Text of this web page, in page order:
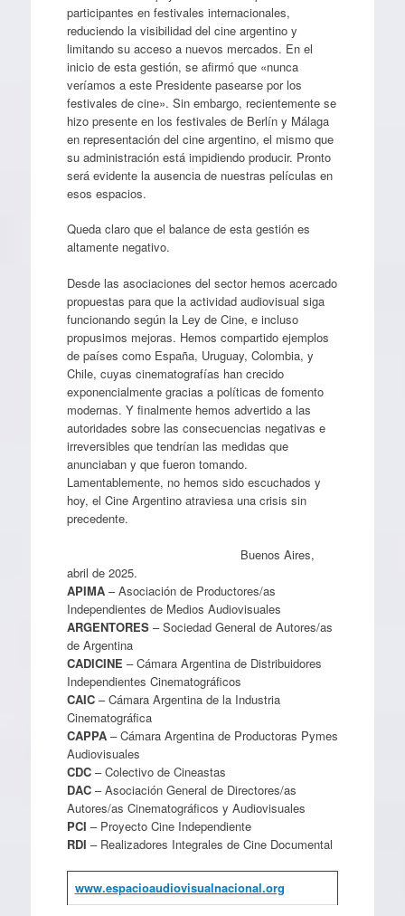
participantes en festivales internacionales,
reduciendo la visibilidad del cine argentino y
limitando su acceso a nuevos mercados. En el
inicio de esta gestión, se afirmó que «nunca
veríamos a este Presidente pasearse por los
festivales de cine». Sin embargo, recientemente se
hizo presente en los festivales de Berlín y Málaga
en representación del cine argentino, el mismo que
su administración está impidiendo producir. Pronto
será evidente la ausencia de nuestras películas en
esos espacios.
Queda claro que el balance de esta gestión es
altamente negativo.
Desde las asociaciones del sector hemos acercado
propuestas para que la actividad audiovisual siga
funcionando según la Ley de Cine, e incluso
propusimos mejoras. Hemos compartido ejemplos
de países como España, Uruguay, Colombia, y
Chile, cuyas cinematografías han crecido
exponencialmente gracias a políticas de fomento
modernas. Y finalmente hemos advertido a las
autoridades sobre las consecuencias negativas e
irreversibles que tendrían las medidas que
anunciaban y que fueron tomando.
Lamentablemente, no hemos sido escuchados y
hoy, el Cine Argentino atraviesa una crisis sin
precedente.
Buenos Aires,
abril de 2025.
APIMA– Asociación de Productores/as
Independientes de Medios Audiovisuales
ARGENTORES– Sociedad General de Autores/as
de Argentina
CADICINE – Cámara Argentina de Distribuidores
Independientes Cinematográficos
CAIC– Cámara Argentina de la Industria
Cinematográfica
CAPPA– Cámara Argentina de Productoras Pymes
Audiovisuales
CDC– Colectivo de Cineastas
DAC– Asociación General de Directores/as
Autores/as Cinematográficos y Audiovisuales
PCI – Proyecto Cine Independiente
RDI – Realizadores Integrales de Cine Documental
www.espacioaudiovisualnacional.org